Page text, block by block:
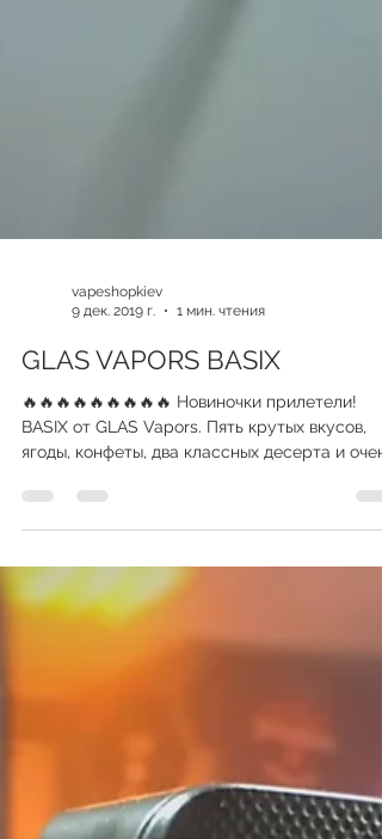
9 дек. 2019 г.
1 мин. чтения
GLAS VAPORS BASIX
🔥🔥🔥🔥🔥🔥🔥🔥🔥 Новиночки прилетели!
BASIX от GLAS Vapors. Пять крутых вкусов,
ягоды, конфеты, два классных десерта и